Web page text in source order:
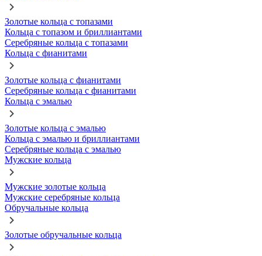
Золотые кольца с топазами
Кольца с топазом и бриллиантами
Серебряные кольца с топазами
Кольца с фианитами
Золотые кольца с фианитами
Серебряные кольца с фианитами
Кольца с эмалью
Золотые кольца с эмалью
Кольца с эмалью и бриллиантами
Серебряные кольца с эмалью
Мужские кольца
Мужские золотые кольца
Мужские серебряные кольца
Обручальные кольца
Золотые обручальные кольца